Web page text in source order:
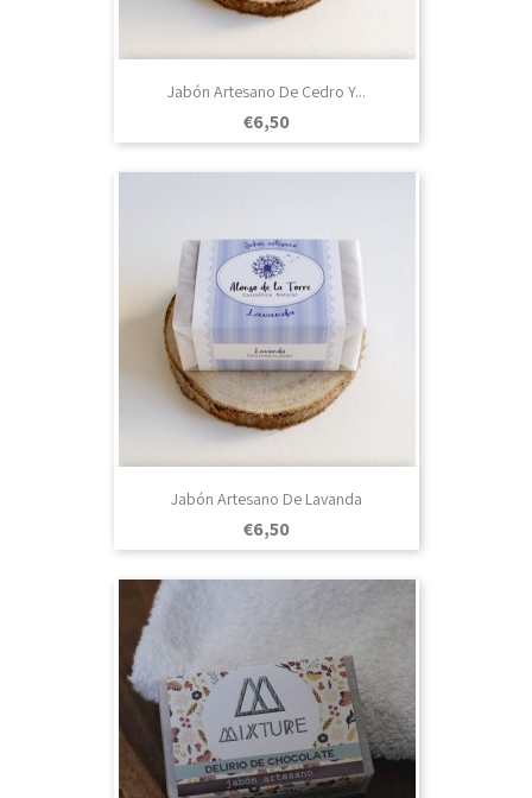
Jabón Artesano De Cedro Y...
Prezo
€6,50
Jabón Artesano De Lavanda
Prezo
€6,50